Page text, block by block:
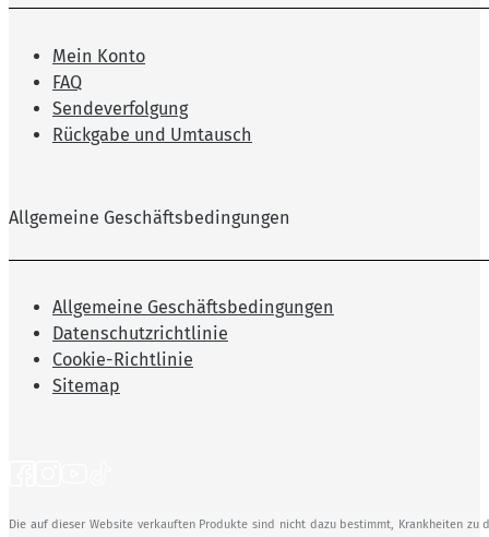
Mein Konto
FAQ
Sendeverfolgung
Rückgabe und Umtausch
Allgemeine Geschäftsbedingungen
Allgemeine Geschäftsbedingungen
Datenschutzrichtlinie
Cookie-Richtlinie
Sitemap
Die auf dieser Website verkauften Produkte sind nicht dazu bestimmt, Krankheiten